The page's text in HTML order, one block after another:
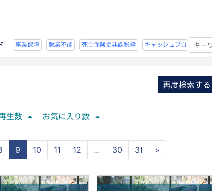
死亡保険金非課税枠 キャッシュフロー 宗教法人 事業保障 就業不能
再度検索する
生数 お気に入り数
9 10 11 12 ... 30 31 »